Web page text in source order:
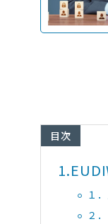
目次
1.
１
２